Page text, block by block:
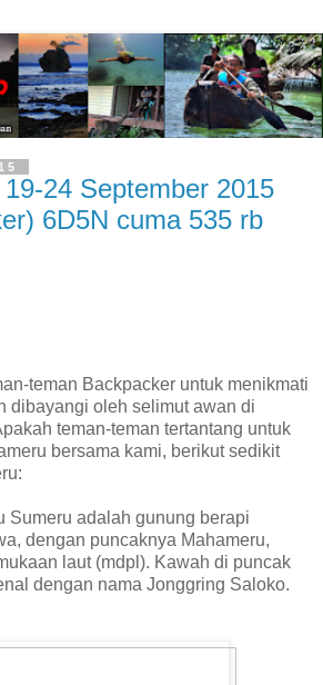
24 September 2015
6D5N cuma 535 rb
teman Backpacker untuk menikmati
dibayangi oleh selimut awan di
teman-teman tertantang untuk
bersama kami, berikut sedikit
Sumeru adalah gunung berapi
dengan puncaknya Mahameru,
laut (mdpl). Kawah di puncak
dengan nama Jonggring Saloko.